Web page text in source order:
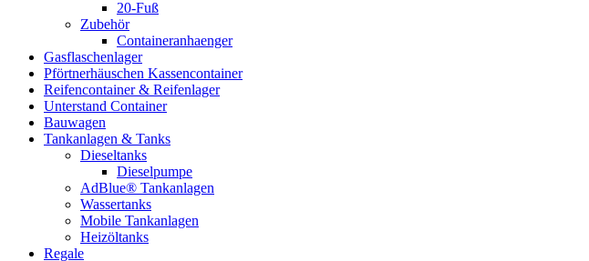
20-Fuß
Zubehör
Containeranhaenger
Gasflaschenlager
Pförtnerhäuschen Kassencontainer
Reifencontainer & Reifenlager
Unterstand Container
Bauwagen
Tankanlagen & Tanks
Dieseltanks
Dieselpumpe
AdBlue® Tankanlagen
Wassertanks
Mobile Tankanlagen
Heizöltanks
Regale